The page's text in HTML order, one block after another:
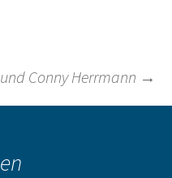
Conny Herrmann →